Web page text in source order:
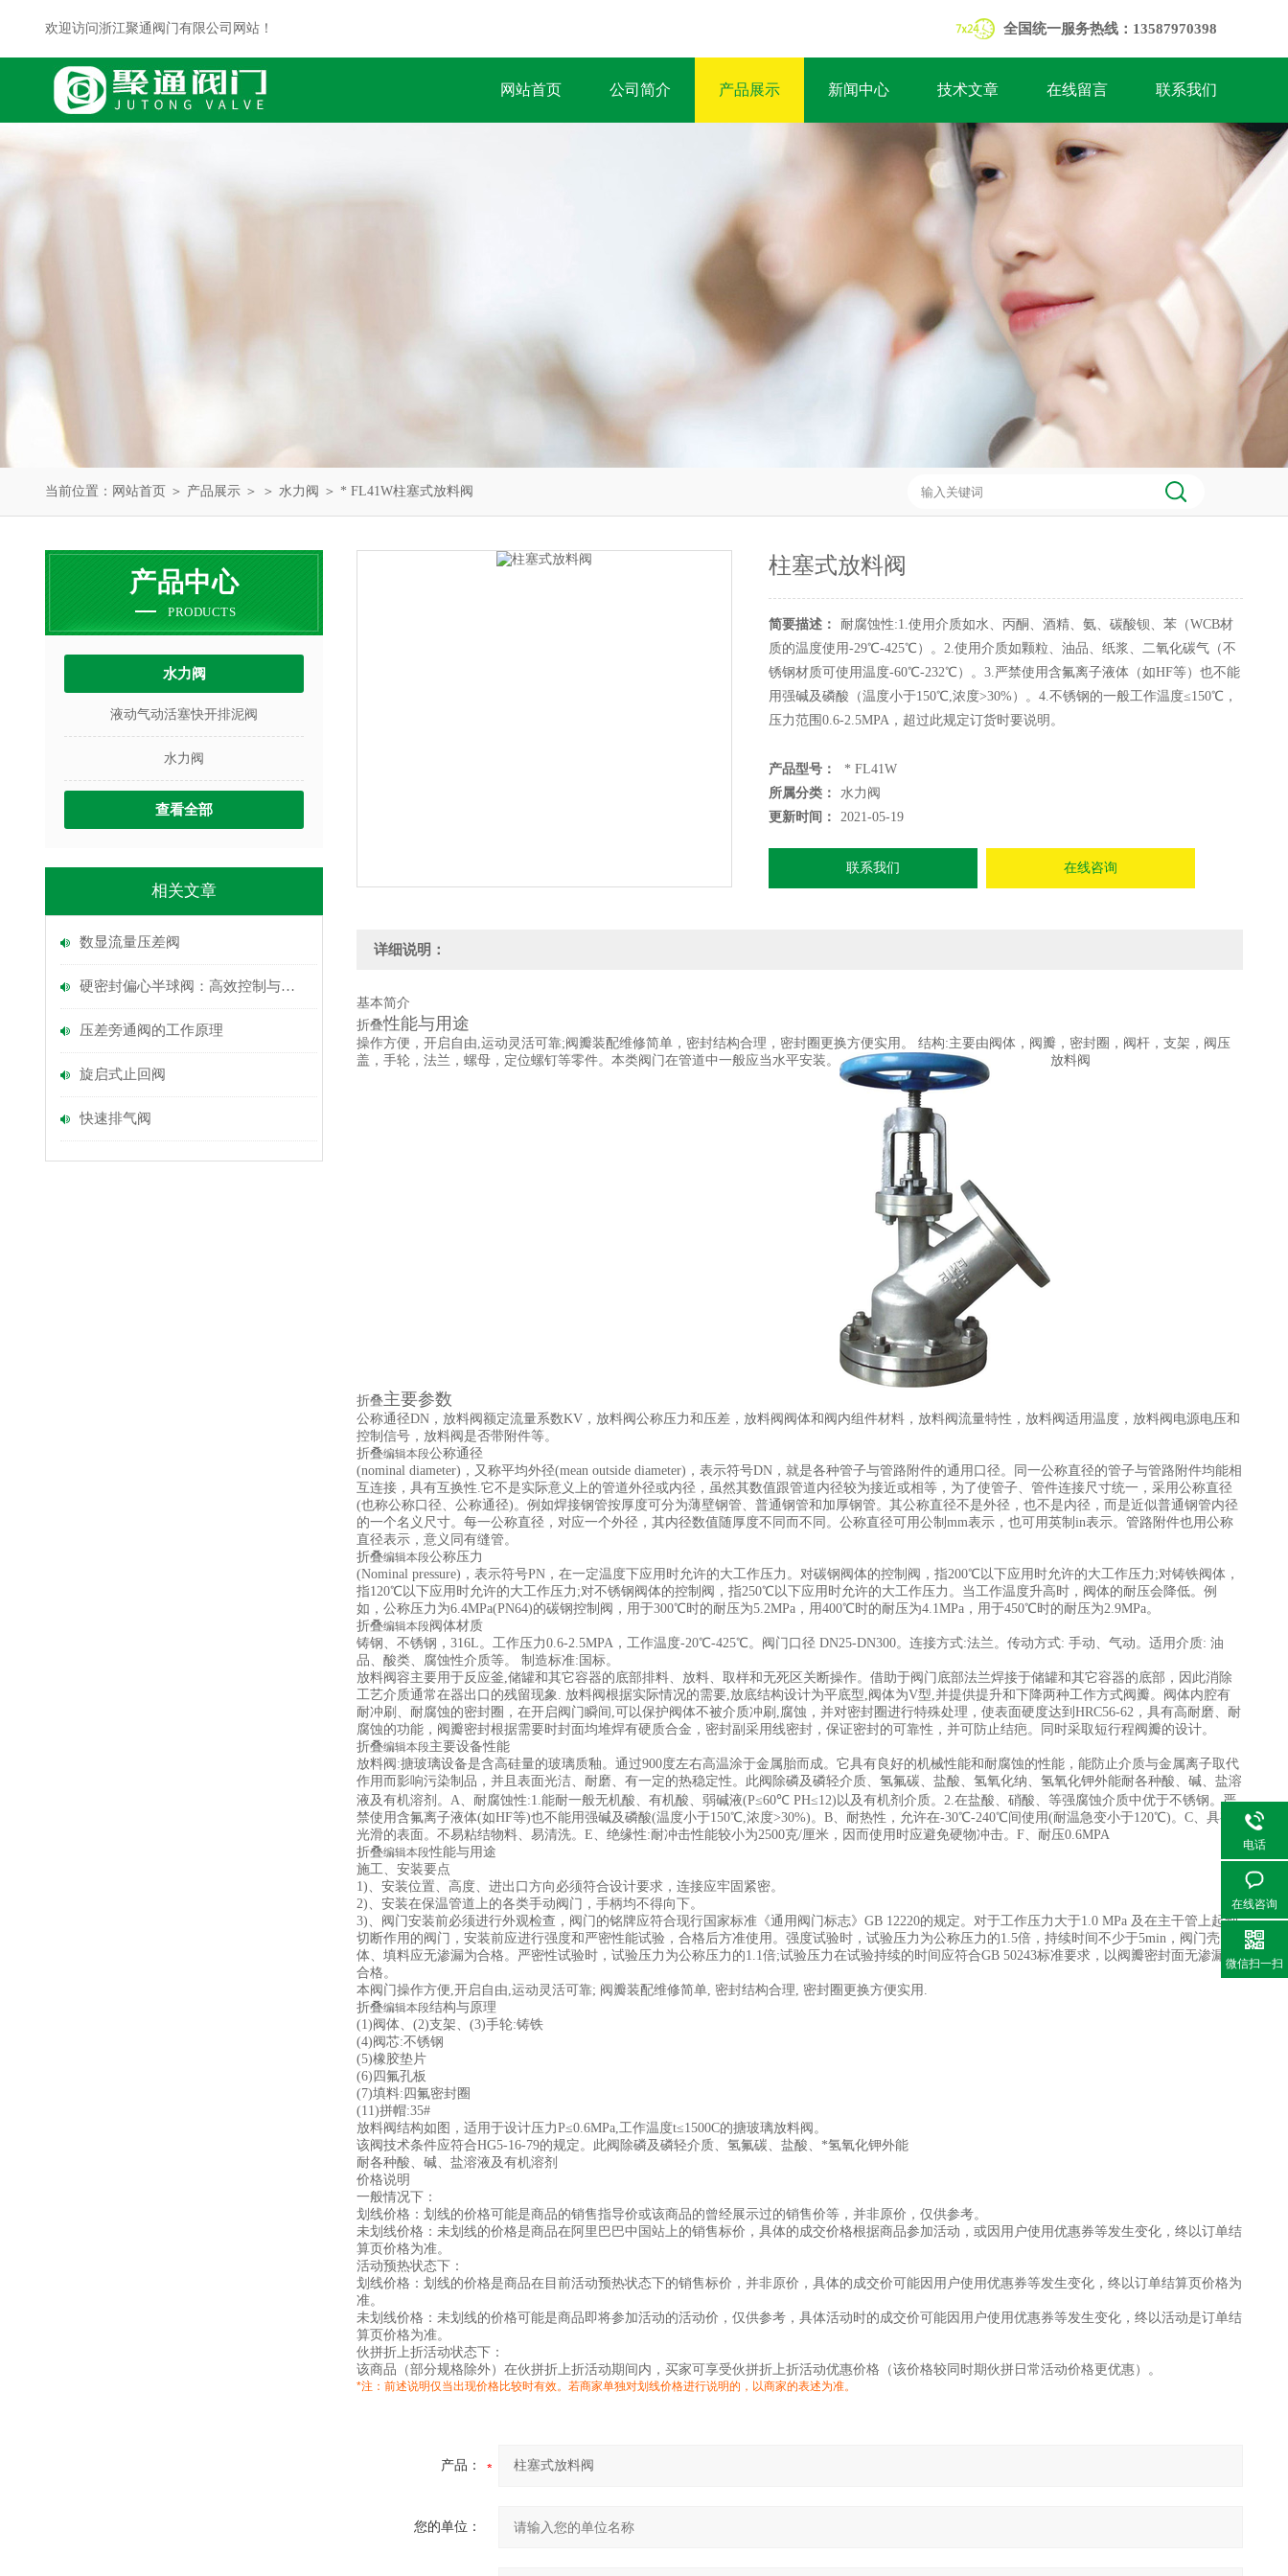
欢迎访问浙江聚通阀门有限公司网站！ 全国统一服务热线：13587970398
网站首页 公司简介 产品展示 新闻中心 技术文章 在线留言 联系我们
当前位置： 网站首页 ＞ 产品展示 ＞ ＞ 水力阀 ＞ * FL41W柱塞式放料阀
产品中心
PRODUCTS
水力阀
液动气动活塞快开排泥阀
水力阀
查看全部
相关文章
数显流量压差阀
硬密封偏心半球阀：高效控制与可靠封闭的选择
压差旁通阀的工作原理
旋启式止回阀
快速排气阀
柱塞式放料阀
简要描述：
耐腐蚀性:1.使用介质如水、丙酮、酒精、氨、碳酸钡、苯（WCB材
质的温度使用-29℃-425℃）。2.使用介质如颗粒、油品、纸浆、二氧化碳气（不
锈钢材质可使用温度-60℃-232℃）。3.严禁使用含氟离子液体（如HF等）也不能
用强碱及磷酸（温度小于150℃,浓度>30%）。4.不锈钢的一般工作温度≤150℃，
压力范围0.6-2.5MPA，超过此规定订货时要说明。
产品型号：
* FL41W
所属分类：
水力阀
更新时间：
2021-05-19
联系我们 在线咨询
详细说明：
基本简介
折叠性能与用途
操作方便，开启自由,运动灵活可靠;阀瓣装配维修简单，密封结构合理，密封圈更换方便实用。 结构:主要由阀体，阀瓣，密封圈，阀杆，支架，阀压
盖，手轮，法兰，螺母，定位螺钉等零件。本类阀门在管道中一般应当水平安装。
放料阀
折叠主要参数
公称通径DN，放料阀额定流量系数KV，放料阀公称压力和压差，放料阀阀体和阀内组件材料，放料阀流量特性，放料阀适用温度，放料阀电源电压和
控制信号，放料阀是否带附件等。
折叠编辑本段公称通径
(nominal diameter)，又称平均外径(mean outside diameter)，表示符号DN，就是各种管子与管路附件的通用口径。同一公称直径的管子与管路附件均能相
互连接，具有互换性.它不是实际意义上的管道外径或内径，虽然其数值跟管道内径较为接近或相等，为了使管子、管件连接尺寸统一，采用公称直径
(也称公称口径、公称通径)。例如焊接钢管按厚度可分为薄壁钢管、普通钢管和加厚钢管。其公称直径不是外径，也不是内径，而是近似普通钢管内径
的一个名义尺寸。每一公称直径，对应一个外径，其内径数值随厚度不同而不同。公称直径可用公制mm表示，也可用英制in表示。管路附件也用公称
直径表示，意义同有缝管。
折叠编辑本段公称压力
(Nominal pressure)，表示符号PN，在一定温度下应用时允许的大工作压力。对碳钢阀体的控制阀，指200℃以下应用时允许的大工作压力;对铸铁阀体，
指120℃以下应用时允许的大工作压力;对不锈钢阀体的控制阀，指250℃以下应用时允许的大工作压力。当工作温度升高时，阀体的耐压会降低。例
如，公称压力为6.4MPa(PN64)的碳钢控制阀，用于300℃时的耐压为5.2MPa，用400℃时的耐压为4.1MPa，用于450℃时的耐压为2.9MPa。
折叠编辑本段阀体材质
铸钢、不锈钢，316L。工作压力0.6-2.5MPA，工作温度-20℃-425℃。阀门口径 DN25-DN300。连接方式:法兰。传动方式: 手动、气动。适用介质: 油
品、酸类、腐蚀性介质等。 制造标准:国标。
放料阀容主要用于反应釜,储罐和其它容器的底部排料、放料、取样和无死区关断操作。借助于阀门底部法兰焊接于储罐和其它容器的底部，因此消除
工艺介质通常在器出口的残留现象. 放料阀根据实际情况的需要,放底结构设计为平底型,阀体为V型,并提供提升和下降两种工作方式阀瓣。阀体内腔有
耐冲刷、耐腐蚀的密封圈，在开启阀门瞬间,可以保护阀体不被介质冲刷,腐蚀，并对密封圈进行特殊处理，使表面硬度达到HRC56-62，具有高耐磨、耐
腐蚀的功能，阀瓣密封根据需要时封面均堆焊有硬质合金，密封副采用线密封，保证密封的可靠性，并可防止结疤。同时采取短行程阀瓣的设计。
折叠编辑本段主要设备性能
放料阀:搪玻璃设备是含高硅量的玻璃质釉。通过900度左右高温涂于金属胎而成。它具有良好的机械性能和耐腐蚀的性能，能防止介质与金属离子取代
作用而影响污染制品，并且表面光洁、耐磨、有一定的热稳定性。此阀除磷及磷轻介质、氢氟碳、盐酸、氢氧化纳、氢氧化钾外能耐各种酸、碱、盐溶
液及有机溶剂。A、耐腐蚀性:1.能耐一般无机酸、有机酸、弱碱液(P≤60℃ PH≤12)以及有机剂介质。2.在盐酸、硝酸、等强腐蚀介质中优于不锈钢。严
禁使用含氟离子液体(如HF等)也不能用强碱及磷酸(温度小于150℃,浓度>30%)。B、耐热性，允许在-30℃-240℃间使用(耐温急变小于120℃)。C、具有
光滑的表面。不易粘结物料、易清洗。E、绝缘性:耐冲击性能较小为2500克/厘米，因而使用时应避免硬物冲击。F、耐压0.6MPA
折叠编辑本段性能与用途
施工、安装要点
1)、安装位置、高度、进出口方向必须符合设计要求，连接应牢固紧密。
2)、安装在保温管道上的各类手动阀门，手柄均不得向下。
3)、阀门安装前必须进行外观检查，阀门的铭牌应符合现行国家标准《通用阀门标志》GB 12220的规定。对于工作压力大于1.0 MPa 及在主干管上起到
切断作用的阀门，安装前应进行强度和严密性能试验，合格后方准使用。强度试验时，试验压力为公称压力的1.5倍，持续时间不少于5min，阀门壳
体、填料应无渗漏为合格。严密性试验时，试验压力为公称压力的1.1倍;试验压力在试验持续的时间应符合GB 50243标准要求，以阀瓣密封面无渗漏为
合格。
本阀门操作方便,开启自由,运动灵活可靠; 阀瓣装配维修简单, 密封结构合理, 密封圈更换方便实用.
折叠编辑本段结构与原理
(1)阀体、(2)支架、(3)手轮:铸铁
(4)阀芯:不锈钢
(5)橡胶垫片
(6)四氟孔板
(7)填料:四氟密封圈
(11)拼帽:35#
放料阀结构如图，适用于设计压力P≤0.6MPa,工作温度t≤1500C的搪玻璃放料阀。
该阀技术条件应符合HG5-16-79的规定。此阀除磷及磷轻介质、氢氟碳、盐酸、*氢氧化钾外能
耐各种酸、碱、盐溶液及有机溶剂
价格说明
一般情况下：
划线价格：划线的价格可能是商品的销售指导价或该商品的曾经展示过的销售价等，并非原价，仅供参考。
未划线价格：未划线的价格是商品在阿里巴巴中国站上的销售标价，具体的成交价格根据商品参加活动，或因用户使用优惠券等发生变化，终以订单结
算页价格为准。
活动预热状态下：
划线价格：划线的价格是商品在目前活动预热状态下的销售标价，并非原价，具体的成交价可能因用户使用优惠券等发生变化，终以订单结算页价格为
准。
未划线价格：未划线的价格可能是商品即将参加活动的活动价，仅供参考，具体活动时的成交价可能因用户使用优惠券等发生变化，终以活动是订单结
算页价格为准。
伙拼折上折活动状态下：
该商品（部分规格除外）在伙拼折上折活动期间内，买家可享受伙拼折上折活动优惠价格（该价格较同时期伙拼日常活动价格更优惠）。
*注：前述说明仅当出现价格比较时有效。若商家单独对划线价格进行说明的，以商家的表述为准。
产品：
您的单位：
电话
在线咨询
微信扫一扫